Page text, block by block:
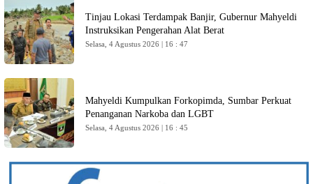
Tinjau Lokasi Terdampak Banjir, Gubernur Mahyeldi
Instruksikan Pengerahan Alat Berat
Selasa, 4 Agustus 2026 | 16 : 47
Mahyeldi Kumpulkan Forkopimda, Sumbar Perkuat
Penanganan Narkoba dan LGBT
Selasa, 4 Agustus 2026 | 16 : 45